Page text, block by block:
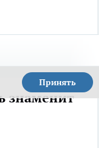
Принять
знаменит